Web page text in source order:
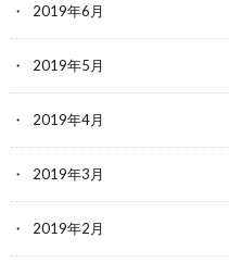
2019年6月
2019年5月
2019年4月
2019年3月
2019年2月